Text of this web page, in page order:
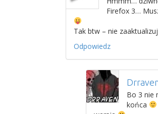
Firefox 3…
Tak btw – nie
Odpowiedz
Bo 3 nie
końca